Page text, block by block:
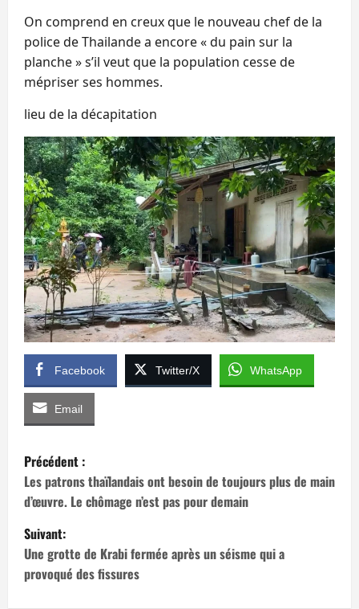
On comprend en creux que le nouveau chef de la
police de Thailande a encore « du pain sur la
planche » s’il veut que la population cesse de
mépriser ses hommes.
lieu de la décapitation
Facebook Twitter/X WhatsApp
Email
N
a
v
i
g
Précédent :
Les patrons thaïlandais ont besoin de toujours plus de main
d’œuvre. Le chômage n’est pas pour demain
Suivant:
Une grotte de Krabi fermée après un séisme qui a
provoqué des fissures